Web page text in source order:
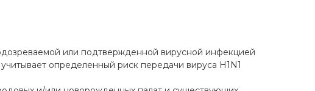
или подтвержденной вирусной инфекцией
определенный риск передачи вируса H1N1